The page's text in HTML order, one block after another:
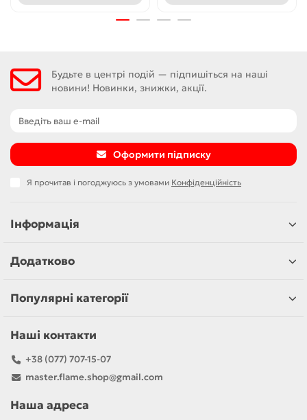
Будьте в центрі подій — підпишіться на наші
новини! Новинки, знижки, акції.
Оформити підписку
Я прочитав і погоджуюсь з умовами Конфіденційність
Інформація
Додатково
Популярні категорії
Наші контакти
+38 (077) 707-15-07
master.flame.shop@gmail.com
Наша адреса